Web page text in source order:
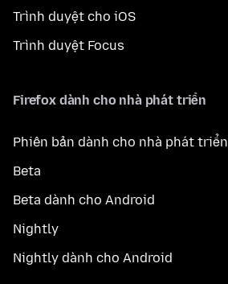
Trình duyệt cho iOS
Trình duyệt Focus
Firefox dành cho nhà phát triển
Phiên bản dành cho nhà phát triển
Beta
Beta dành cho Android
Nightly
Nightly dành cho Android